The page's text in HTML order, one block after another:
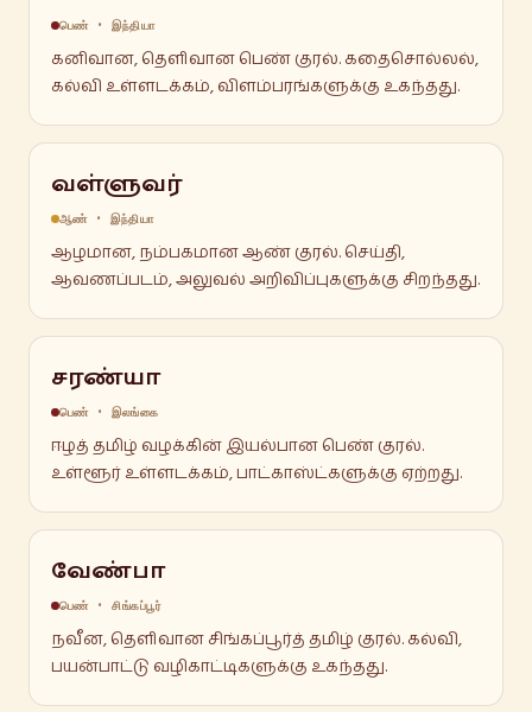
பெண் • இந்தியா
கனிவான, தெளிவான பெண் குரல். கதைசொல்லல்,
கல்வி உள்ளடக்கம், விளம்பரங்களுக்கு உகந்தது.
வள்ளுவர்
ஆண் • இந்தியா
ஆழமான, நம்பகமான ஆண் குரல். செய்தி,
ஆவணப்படம், அலுவல் அறிவிப்புகளுக்கு சிறந்தது.
சரண்யா
பெண் • இலங்கை
ஈழத் தமிழ் வழக்கின் இயல்பான பெண் குரல்.
உள்ளூர் உள்ளடக்கம், பாட்காஸ்ட்களுக்கு ஏற்றது.
வேண்பா
பெண் • சிங்கப்பூர்
நவீன, தெளிவான சிங்கப்பூர்த் தமிழ் குரல். கல்வி,
பயன்பாட்டு வழிகாட்டிகளுக்கு உகந்தது.